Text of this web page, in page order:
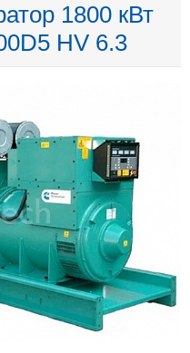
1800 кВт
HV 6.3